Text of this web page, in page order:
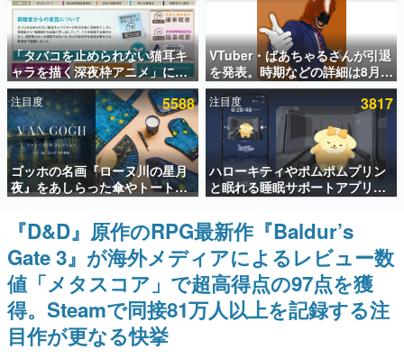
ゲームの企画書
名作ゲームクリエイターの方々に製作時のエピソードをお
聞きし、ヒットする企画（ゲーム）とは何か？を探ってい
きます。
赫本
この物語を解いてはいけない。『赫本』は、〈試験問題〉
の形をした短編ホラー小説集です。
新世代に訊く
これからのデジタルゲーム市場を担う若きクリエイター達
の姿を追い、彼らのルーツと情熱を探っていきます。
ゲーム世代の作家たち
ゲームに多大な影響を受けた作家さんに取材し、ゲームが
日本のコンテンツ産業やカルチャーに与えた影響を探る企
画です。
日本モバイルゲーム産業史
日本のモバイルゲーム史における主要なトピック・タイト
ルを網羅するほか、開発者へのインタビューや識者による
解説を掲載。約20年の歴史が一望できる決定版！
「タバコを止められない猫耳キ
ャラを描く深夜枠アニメ」に視
聴者の一部から批判意見。違法
薬物の使用と思しき描写も含め
て、BPOが議論を交わす
VTuber・ばあちゃるさんが引退
を発表。時期などの詳細は8月9
日15時からの配信で説明
注目度 5588
ゴッホの名画『ローヌ川の星月
夜』をあしらった傘やトートバ
ッグなどが登場。8月7日21時よ
り2日間限定で予約販売
注目度 3817
ハローキティやポムポムプリン
と眠れる睡眠サポートアプリ
『ゆめたび』が配信中。キャラ
ごとのASMRや目覚ましアラー
ムも搭載
『D&D』原作のRPG最新作『Baldur’s
Gate 3』が海外メディアによるレビュー数
値「メタスコア」で超高得点の97点を獲
得。Steamで同接81万人以上を記録する注
目作が更なる快挙